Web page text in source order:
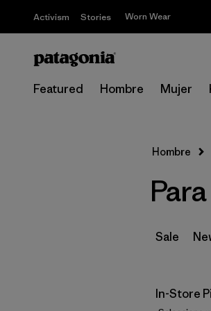
Activism Stories Worn Wear
Featured Hombre Mujer
Hombre
Sale
In-Store